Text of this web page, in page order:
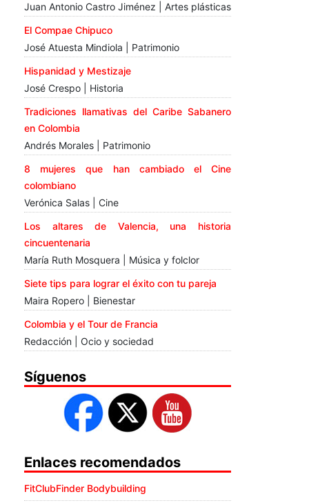
Juan Antonio Castro Jiménez | Artes plásticas
El Compae Chipuco
José Atuesta Mindiola | Patrimonio
Hispanidad y Mestizaje
José Crespo | Historia
Tradiciones llamativas del Caribe Sabanero
en Colombia
Andrés Morales | Patrimonio
8 mujeres que han cambiado el Cine
colombiano
Verónica Salas | Cine
Los altares de Valencia, una historia
cincuentenaria
María Ruth Mosquera | Música y folclor
Siete tips para lograr el éxito con tu pareja
Maira Ropero | Bienestar
Colombia y el Tour de Francia
Redacción | Ocio y sociedad
Síguenos
Enlaces recomendados
FitClubFinder Bodybuilding